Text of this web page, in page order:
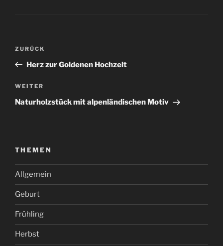
Beitragsnavigation
Vorheriger
Beitrag
ZURÜCK
Herz zur Goldenen Hochzeit
Nächster
Beitrag
WEITER
Naturholzstück mit alpenländischen Motiv
THEMEN
Allgemein
Geburt
Frühling
Herbst